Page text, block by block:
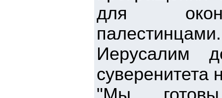
для
Иерусалим
суверенитета